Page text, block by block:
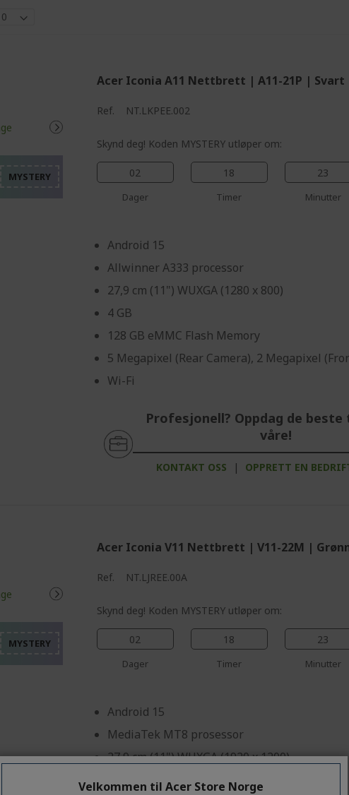
Acer Iconia A11 Nettbrett | A11-21P | Svart
Ref. NT.LKPEE.002
Skynd deg! Koden MYSTERY utløper om:
02
Dager
18
Timer
23
Minutter
Android 15
Allwinner A333 processor
27,9 cm (11") WUXGA (1280 x 800)
4 GB
128 GB eMMC Flash Memory
5 Megapixel (Rear Camera), 2 Megapixel
Wi-Fi
Profesjonell? Oppdag de beste
våre!
KONTAKT OSS | OPPRETT EN
Acer Iconia V11 Nettbrett | V11-22M |
Ref. NT.LJREE.00A
Skynd deg! Koden MYSTERY utløper om:
02
Dager
18
Timer
23
Minutter
Android 15
MediaTek MT8 prosessor
27,9 cm (11") WUXGA (1920 x 1200)
Velkommen til Acer Store Norge